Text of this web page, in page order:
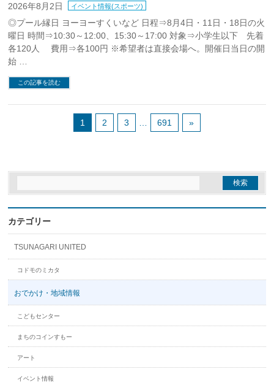
2026年8月2日 イベント情報(スポーツ)
◎プール縁日 ヨーヨーすくいなど 日程⇒8月4日・11日・18日の火
曜日 時間⇒10:30～12:00、15:30～17:00 対象⇒小学生以下 先着
各120人 費用⇒各100円 ※希望者は直接会場へ。開催日当日の開
始 …
この記事を読む
1 2 3 691 »
カテゴリー
TSUNAGARI UNITED
コドモのミカタ
おでかけ・地域情報
こどもセンター
まちのコインすもー
アート
イベント情報